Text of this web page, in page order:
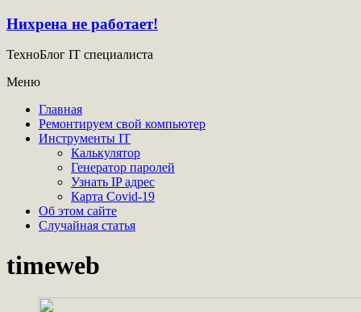
Нихрена не работает!
ТехноБлог IT специалиста
Меню
Главная
Ремонтируем свой компьютер
Инструменты IT
Калькулятор
Генератор паролей
Узнать IP адрес
Карта Covid-19
Об этом сайте
Случайная статья
timeweb